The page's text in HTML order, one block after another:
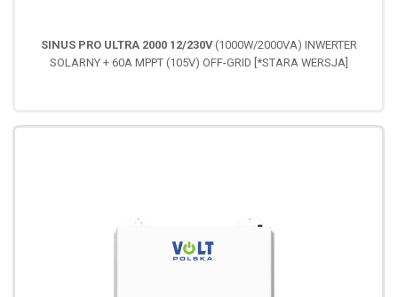
SINUS PRO ULTRA 2000 12/230V(1000W/2000VA) INWERTER
SOLARNY + 60A MPPT (105V) OFF-GRID [*STARA WERSJA]